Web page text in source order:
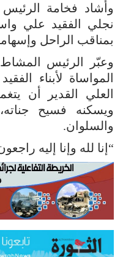
وأشاد فخامة الرئيس
نجلي الفقيد علي
بمناقب الراحل
وعبّر الرئيس
المواساة لأبناء
العلي القدير أن
ويسكنه فسيح
والسلوان.
“إنا لله وإنا إليه